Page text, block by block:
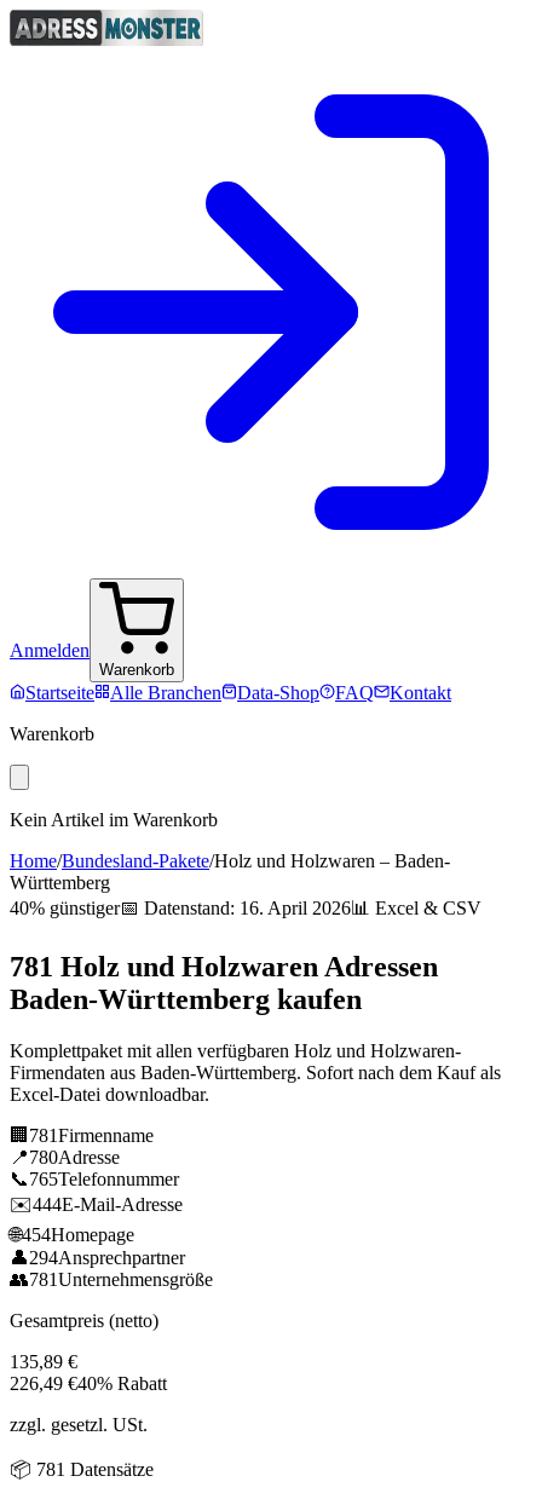
Anmelden
Warenkorb
Startseite Alle Branchen Data-Shop FAQ
Kontakt
Warenkorb
Kein Artikel im Warenkorb
Home/Bundesland-Pakete/Holz und Holzwaren – Baden-
Württemberg
40% günstiger📅 Datenstand: 16. April 2026📊 Excel & CSV
781 Holz und Holzwaren Adressen
Baden-Württemberg kaufen
Komplettpaket mit allen verfügbaren Holz und Holzwaren-
Firmendaten aus Baden-Württemberg. Sofort nach dem Kauf als
Excel-Datei downloadbar.
🏢 781Firmenname
📍780Adresse
📞765Telefonnummer
✉️444E-Mail-Adresse
🌐454Homepage
👤294Ansprechpartner
👥781Unternehmensgröße
Gesamtpreis (netto)
135,89 €
226,49 €40% Rabatt
zzgl. gesetzl. USt.
📦 781 Datensätze